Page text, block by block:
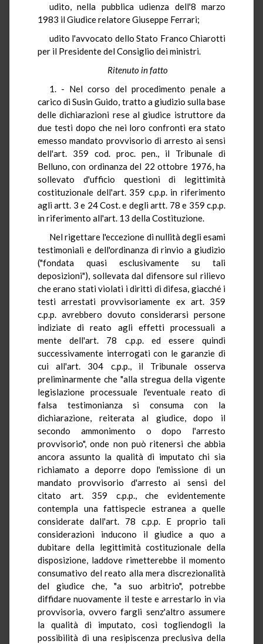
udito, nella pubblica udienza dell'8 marzo
1983 il Giudice relatore Giuseppe Ferrari;
udito l'avvocato dello Stato Franco Chiarotti
per il Presidente del Consiglio dei ministri.
Ritenuto in fatto
1. - Nel corso del procedimento penale a
carico di Susin Guido, tratto a giudizio sulla base
delle dichiarazioni rese al giudice istruttore da
due testi dopo che nei loro confronti era stato
emesso mandato provvisorio di arresto ai sensi
dell'art. 359 cod. proc. pen., il Tribunale di
Belluno, con ordinanza del 22 ottobre 1976, ha
sollevato d'ufficio questioni di legittimità
costituzionale dell'art. 359 c.p.p. in riferimento
agli artt. 3 e 24 Cost. e degli artt. 78 e 359 c.p.p.
in riferimento all'art. 13 della Costituzione.
Nel rigettare l'eccezione di nullità degli esami
testimoniali e dell'ordinanza di rinvio a giudizio
("fondata quasi esclusivamente su tali
deposizioni"), sollevata dal difensore sul rilievo
che erano stati violati i diritti di difesa, giacché i
testi arrestati provvisoriamente ex art. 359
c.p.p. avrebbero dovuto considerarsi persone
indiziate di reato agli effetti processuali a
mente dell'art. 78 c.p.p. ed essere quindi
successivamente interrogati con le garanzie di
cui all'art. 304 c.p.p., il Tribunale osserva
preliminarmente che "alla stregua della vigente
legislazione processuale l'eventuale reato di
falsa testimonianza si consuma con la
dichiarazione, reiterata al giudice, dopo il
secondo ammonimento o dopo l'arresto
provvisorio", onde non può ritenersi che abbia
ancora assunto la qualità di imputato chi sia
richiamato a deporre dopo l'emissione di un
mandato provvisorio d'arresto ai sensi del
citato art. 359 c.p.p., che evidentemente
contempla una fattispecie estranea a quelle
considerate dall'art. 78 c.p.p. E proprio tali
considerazioni inducono il giudice a quo a
dubitare della legittimità costituzionale della
disposizione, laddove rimetterebbe il momento
consumativo del reato alla mera discrezionalità
del giudice che, "a suo arbitrio", potrebbe
diffidare nuovamente il teste e arrestarlo in via
provvisoria, ovvero fargli senz'altro assumere
la qualità di imputato, così togliendogli la
possibilità di una resipiscenza preclusiva della